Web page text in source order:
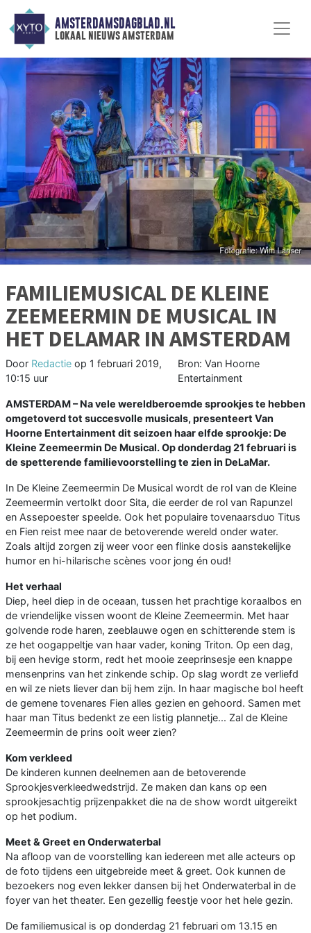
AMSTERDAMSDAGBLAD.NL
lokaal nieuws amsterdam
FAMILIEMUSICAL DE KLEINE
ZEEMEERMIN DE MUSICAL IN
HET DELAMAR IN AMSTERDAM
Door Redactie op 1 februari 2019,
10:15 uur
Bron: Van Hoorne
Entertainment
AMSTERDAM –Na vele wereldberoemde sprookjes te hebben
omgetoverd tot succesvolle musicals, presenteert Van
Hoorne Entertainment dit seizoen haar elfde sprookje: De
Kleine Zeemeermin De Musical. Op donderdag 21 februari is
de spetterende familievoorstelling te zien in DeLaMar.
In De Kleine Zeemeermin De Musical wordt de rol van de Kleine
Zeemeermin vertolkt door Sita, die eerder de rol van Rapunzel
en Assepoester speelde. Ook het populaire tovenaarsduo Titus
en Fien reist mee naar de betoverende wereld onder water.
Zoals altijd zorgen zij weer voor een flinke dosis aanstekelijke
humor en hi-hilarische scènes voor jong én oud!
Het verhaal
Diep, heel diep in de oceaan, tussen het prachtige koraalbos en
de vriendelijke vissen woont de Kleine Zeemeermin. Met haar
golvende rode haren, zeeblauwe ogen en schitterende stem is
ze het oogappeltje van haar vader, koning Triton. Op een dag,
bij een hevige storm, redt het mooie zeeprinsesje een knappe
mensenprins van het zinkende schip. Op slag wordt ze verliefd
en wil ze niets liever dan bij hem zijn. In haar magische bol heeft
de gemene tovenares Fien alles gezien en gehoord. Samen met
haar man Titus bedenkt ze een listig plannetje... Zal de Kleine
Zeemeermin de prins ooit weer zien?
Kom verkleed
De kinderen kunnen deelnemen aan de betoverende
Sprookjesverkleedwedstrijd. Ze maken dan kans op een
sprookjesachtig prijzenpakket die na de show wordt uitgereikt
op het podium.
Meet & Greet en Onderwaterbal
Na afloop van de voorstelling kan iedereen met alle acteurs op
de foto tijdens een uitgebreide meet & greet. Ook kunnen de
bezoekers nog even lekker dansen bij het Onderwaterbal in de
foyer van het theater. Een gezellig feestje voor het hele gezin.
De familiemusical is op donderdag 21 februari om 13.15 en